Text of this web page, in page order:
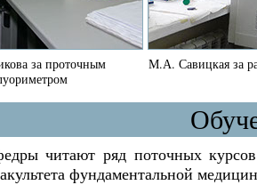
за проточным
М.А. Савицкая за
читают ряд поточных курсов
фундаментальной